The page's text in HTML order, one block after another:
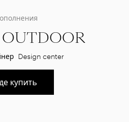
Design center
купить